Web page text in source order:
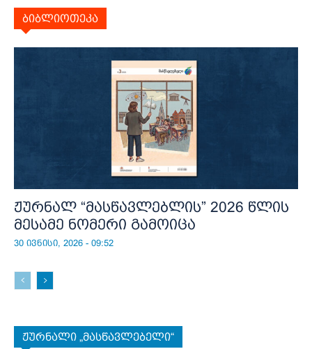
ბიბლიოთეკა
ჟურნალ “მასწავლებლის” 2026 წლის
მესამე ნომერი გამოიცა
30 ივნისი, 2026 - 09:52
ჟურნალი „მასწავლებელი“